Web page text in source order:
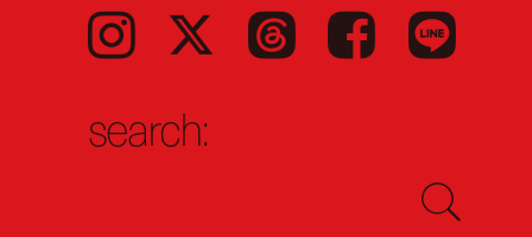
Instagram 𝕏 Threads Facebook LINE
search: